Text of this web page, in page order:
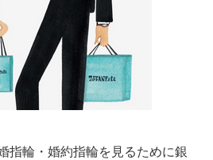
指輪・婚約指輪を見るために銀